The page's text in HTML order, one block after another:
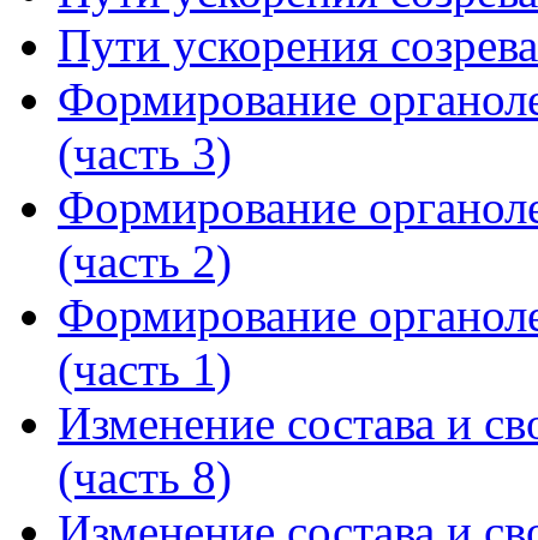
Пути ускорения
Формирование
(часть 3)
Формирование
(часть 2)
Формирование
(часть 1)
Изменение состава и
(часть 8)